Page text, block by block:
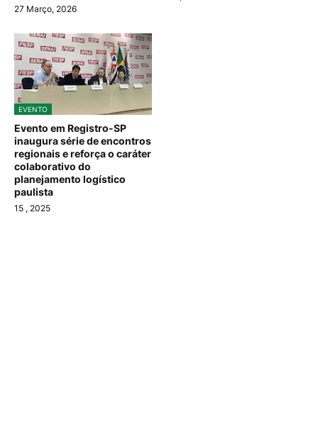
27 Março, 2026
EVENTO
Evento em Registro-SP
inaugura série de encontros
regionais e reforça o caráter
colaborativo do
planejamento logístico
paulista
15 , 2025